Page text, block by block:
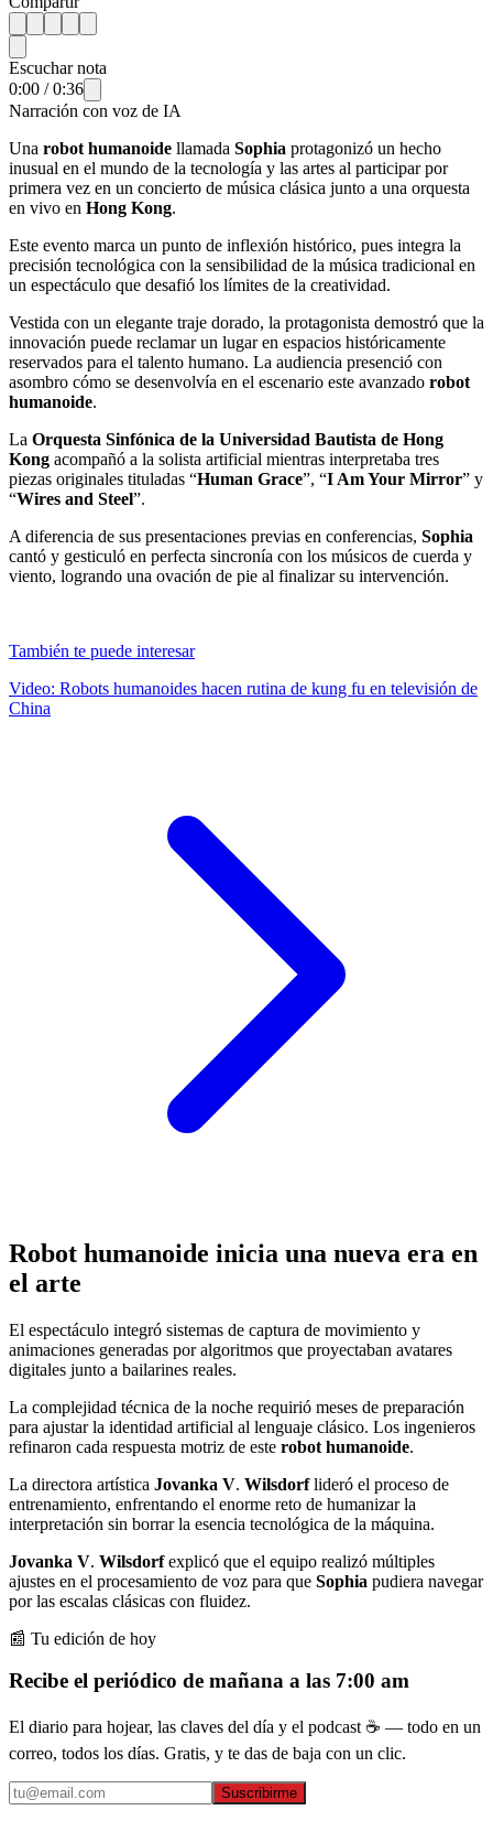
Escuchar nota
0:00 /0:36
Narración con voz de IA
Una robot humanoide llamada Sophia protagonizó un hecho
inusual en el mundo de la tecnología y las artes al participar por
primera vez en un concierto de música clásica junto a una orquesta
en vivo en Hong Kong.
Este evento marca un punto de inflexión histórico, pues integra la
precisión tecnológica con la sensibilidad de la música tradicional en
un espectáculo que desafió los límites de la creatividad.
Vestida con un elegante traje dorado, la protagonista demostró que la
innovación puede reclamar un lugar en espacios históricamente
reservados para el talento humano. La audiencia presenció con
asombro cómo se desenvolvía en el escenario este avanzado robot
humanoide.
La Orquesta Sinfónica de la Universidad Bautista de Hong
Kong acompañó a la solista artificial mientras interpretaba tres
piezas originales tituladas “Human Grace”, “I Am Your Mirror” y
“Wires and Steel”.
A diferencia de sus presentaciones previas en conferencias, Sophia
cantó y gesticuló en perfecta sincronía con los músicos de cuerda y
viento, logrando una ovación de pie al finalizar su intervención.
También te puede interesar
Video: Robots humanoides hacen rutina de kung fu en televisión de
China
Robot humanoide inicia una nueva era en
el arte
El espectáculo integró sistemas de captura de movimiento y
animaciones generadas por algoritmos que proyectaban avatares
digitales junto a bailarines reales.
La complejidad técnica de la noche requirió meses de preparación
para ajustar la identidad artificial al lenguaje clásico. Los ingenieros
refinaron cada respuesta motriz de este robot humanoide.
La directora artística Jovanka V. Wilsdorflideró el proceso de
entrenamiento, enfrentando el enorme reto de humanizar la
interpretación sin borrar la esencia tecnológica de la máquina.
Jovanka V. Wilsdorfexplicó que el equipo realizó múltiples
ajustes en el procesamiento de voz para que Sophia pudiera navegar
por las escalas clásicas con fluidez.
📰 Tu edición de hoy
Recibe el periódico de mañana a las 7:00 am
El diario para hojear, las claves del día y el podcast ☕ — todo en un
correo, todos los días. Gratis, y te das de baja con un clic.
Suscribirme